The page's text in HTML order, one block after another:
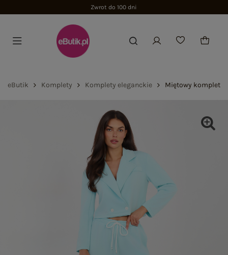
Zwrot do 100 dni
eButik Komplety Komplety eleganckie Miętowy komplet z